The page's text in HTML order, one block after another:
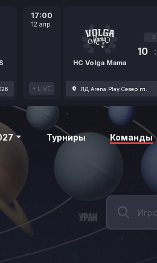
17:00
12 апр.
LIVE
HC Volga Mama
3
10 :
ЛД Arena Play Север гл.
Турниры Команды